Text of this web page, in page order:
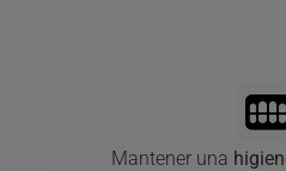
Mantener una